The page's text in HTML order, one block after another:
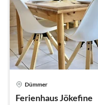
Dümmer
Ferienhaus Jökefine